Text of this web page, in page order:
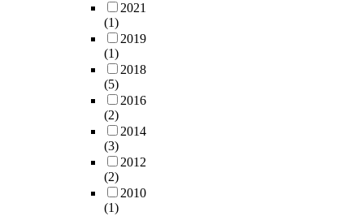
2021
(1)
2019
(1)
2018
(5)
2016
(2)
2014
(3)
2012
(2)
2010
(1)